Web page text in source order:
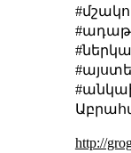
#ադաթ
#ներկա
http://